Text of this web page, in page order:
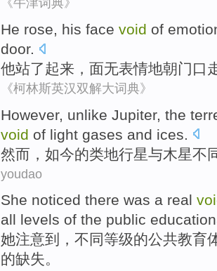
He rose, his face void of
door.
他站了起来 ， 面无表情地朝门口
《柯林斯英汉双解大词典》
However, unlike Jupiter, the
void of light gases and ices
然而 ， 如今的类地行星与木星不
youdao
She noticed there was a real
all levels of the public
她注意到 ， 不同等级的公共教育
的缺失。